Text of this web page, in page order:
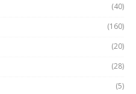
(40)
(160)
(20)
(28)
(5)